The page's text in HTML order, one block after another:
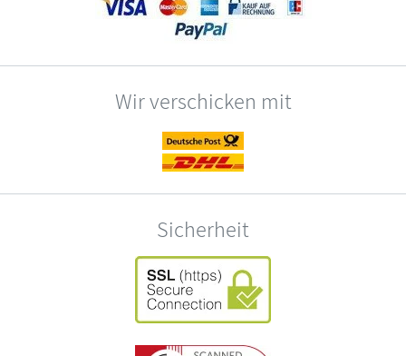
Wir verschicken mit
Sicherheit